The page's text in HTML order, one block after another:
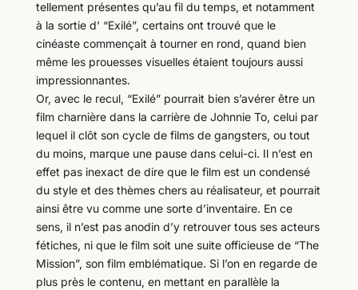
tellement présentes qu’au fil du temps, et notamment
à la sortie d’ “Exilé”, certains ont trouvé que le
cinéaste commençait à tourner en rond, quand bien
même les prouesses visuelles étaient toujours aussi
impressionnantes.
Or, avec le recul, “Exilé” pourrait bien s’avérer être un
film charnière dans la carrière de Johnnie To, celui par
lequel il clôt son cycle de films de gangsters, ou tout
du moins, marque une pause dans celui-ci. Il n’est en
effet pas inexact de dire que le film est un condensé
du style et des thèmes chers au réalisateur, et pourrait
ainsi être vu comme une sorte d’inventaire. En ce
sens, il n’est pas anodin d’y retrouver tous ses acteurs
fétiches, ni que le film soit une suite officieuse de “The
Mission”, son film emblématique. Si l’on en regarde de
plus près le contenu, en mettant en parallèle la